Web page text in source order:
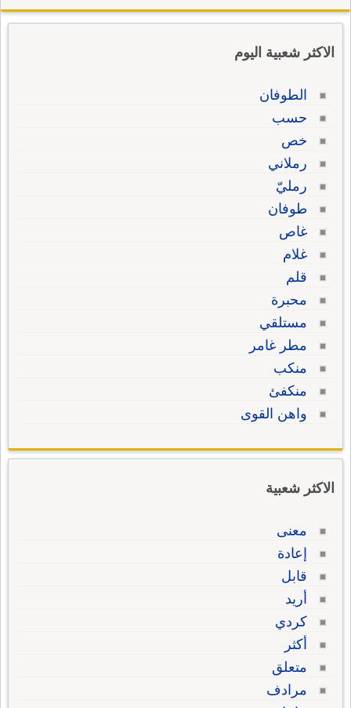
الاكثر شعبية اليوم
الطوفان
حسب
خص
رملاني
رمليّ
طوفان
غاص
غلام
قلم
محبرة
مستلقي
مطر غامر
منكب
منكفئ
واهن القوى
الاكثر شعبية
معنى
إعادة
قابل
أريد
كردي
أكثر
متعلق
مرادف